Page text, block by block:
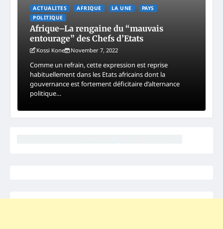
ACTUALITES AFRIQUE LA UNE
PAYS
POLITIQUE
Afrique–La rengaine du “mauvais
entourage” des Chefs d’Etats
Kossi Kone November 7, 2022
Comme un refrain, cette expression est reprise
habituellement dans les Etats africains dont la
gouvernance est fortement déficitaire d’alternance
politique…